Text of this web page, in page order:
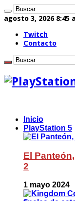
agosto 3, 2026 8:45
Twitch
Contacto
Inicio
PlayStation 5
El
2
1 mayo 2024